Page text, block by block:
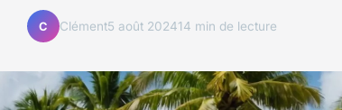
C Clément5 août 202414 min de lecture